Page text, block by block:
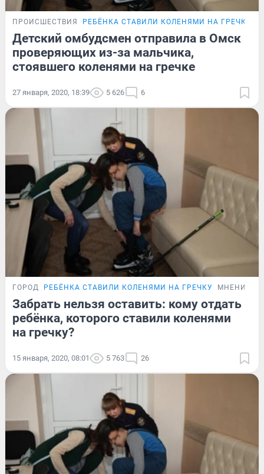
ПРОИСШЕСТВИЯ РЕБЁНКА СТАВИЛИ КОЛЕНЯМИ НА ГРЕЧКУ
Детский омбудсмен отправила в Омск
проверяющих из-за мальчика,
стоявшего коленями на гречке
27 января, 2020, 18:39 5 626 6
ГОРОД РЕБЁНКА СТАВИЛИ КОЛЕНЯМИ НА ГРЕЧКУ МНЕНИЕ
Забрать нельзя оставить: кому отдать
ребёнка, которого ставили коленями
на гречку?
15 января, 2020, 08:01 5 763 26